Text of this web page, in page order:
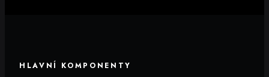
HLAVNÍ KOMPONENTY